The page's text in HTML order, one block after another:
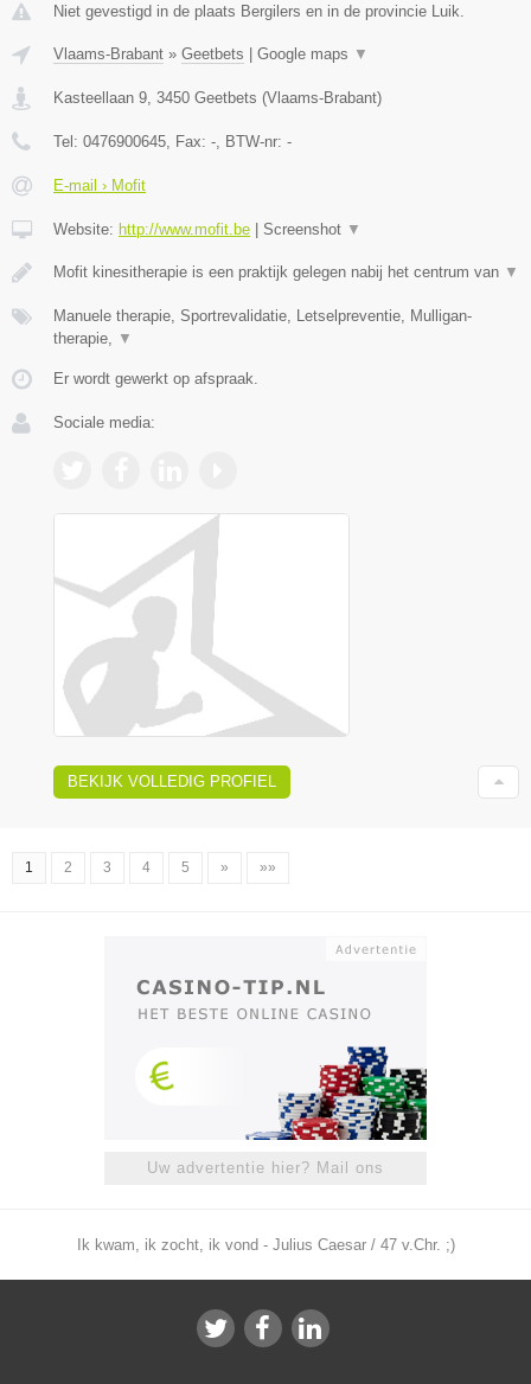
Niet gevestigd in de plaats Bergilers en in de provincie Luik.
Vlaams-Brabant » Geetbets | Google maps ▼
Kasteellaan 9 3450 Geetbets (Vlaams-Brabant)
Tel: 0476900645 , Fax: - , BTW-nr: -
E-mail › Mofit
Website: http://www.mofit.be | Screenshot ▼
Mofit kinesitherapie is een praktijk gelegen nabij het centrum van ▼
Manuele therapie, Sportrevalidatie, Letselpreventie, Mulligan-
therapie,
▼
Er wordt gewerkt op afspraak.
Sociale media:
BEKIJK VOLLEDIG PROFIEL
1 2 3 4 5 » »»
Uw advertentie hier? Mail ons
Ik kwam, ik zocht, ik vond - Julius Caesar / 47 v.Chr. ;)